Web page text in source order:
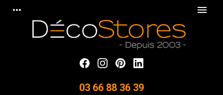
more_horiz menu
03 66 88 36 39